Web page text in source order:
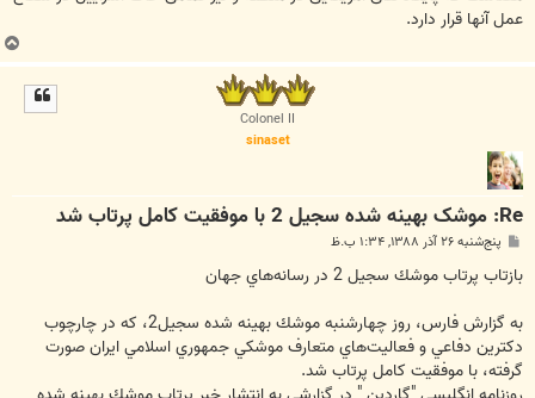
عمل آنها قرار دارد.
Colonel II
sinaset
Re: موشک بهينه‌ شده سجيل 2 با موفقيت کامل پرتاب شد
س
ت
پنج‌شنبه ۲۶ آذر ۱۳۸۸, ۱:۳۴ ب.ظ
بازتاب پرتاب موشك سجيل 2 در رسانه‌هاي جهان
به گزارش فارس، روز چهارشنبه موشك بهينه شده سجيل2، كه در چارچوب
دكترين دفاعي و فعاليت‌هاي متعارف موشكي جمهوري اسلامي ايران صورت
گرفته، با موفقيت كامل پرتاب شد.